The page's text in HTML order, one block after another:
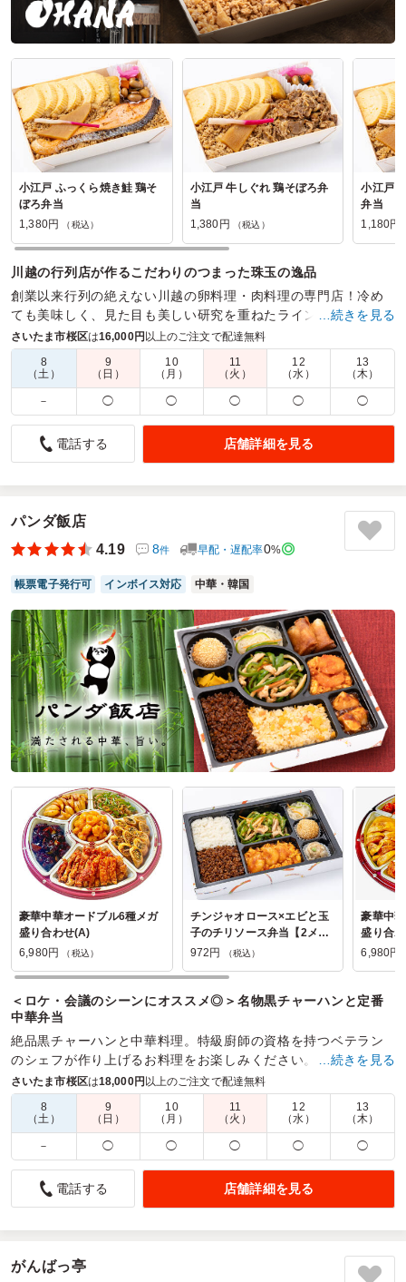
小江戸 ふっくら焼き鮭 鶏そ
ぼろ弁当
1,380円
（税込）
小江戸 牛しぐれ 鶏そぼろ弁
当
1,380円
（税込）
小江戸
弁当
1,180円
川越の行列店が作るこだわりのつまった珠玉の逸品
創業以来行列の絶えない川越の卵料理・肉料理の専門店！冷め
ても美味しく、見た目も美しい研究を重ねたラインナップをご
用意しています。
商品数： 締切日時： 2日前19:00 価格帯：
700円～4,200円
配達時間：
10:30～17:00
シンプルな見た目なのに、一品一品の味が凝っていてとて
も美味しかったです。
配りしたのは女性のお客様達でしたが、とても喜んで下さい
た。選んだときはちょっと地味なお弁当かな？？と迷いまし
たが、選んでよかったと思っています。注文の際には、梱包
が、配送ドライバーの方には完ぺきにご対応頂きました。ま
た次回も利用したいと思います。
ご利用シーン：会食・接待
MR
参加者の年齢：20代～30代 男女比：女性多め
埼玉県加須市鳩山町2026/06/15
小江戸オハナの口コミをもっと見る
…続きを見る
さいたま市桜区は16,000円以上のご注文で配達無料
8
（土）
9
（日）
10
（月）
11
（火）
12
（水）
13
（木）
－ ◯ ◯ ◯ ◯ ◯
電話する 店舗詳細を見る
パンダ飯店
4.19
8件 早配・遅配率0%
帳票電子発行可 インボイス対応 中華・韓国
豪華中華オードブル6種メガ
盛り合わせ(A)
6,980円
（税込）
チンジャオロース×エビと玉
子のチリソース弁当【2メイ
ン】
972円 （税込）
豪華中
盛り合
6,980円
＜ロケ・会議のシーンにオススメ◎＞名物黒チャーハンと定番
中華弁当
絶品黒チャーハンと中華料理。特級廚師の資格を持つベテラン
のシェフが作り上げるお料理をお楽しみください。ロケ・会議
などあらゆるシーンで活躍の中華幕の内弁当。
商品数： 締切日時： 2日前15:00 価格帯：
972円～1,188円
配達時間：
10:30～20:00
中華料理はメニューが多彩で助かります
4.5
しく、酢豚はほどよい酸味とコクがあり、ご飯が進む味わい
…続きを見る
さいたま市桜区は18,000円以上のご注文で配達無料
8
（土）
9
（日）
10
（月）
11
（火）
12
（水）
13
（木）
－ ◯ ◯ ◯ ◯ ◯
電話する 店舗詳細を見る
がんばっ亭